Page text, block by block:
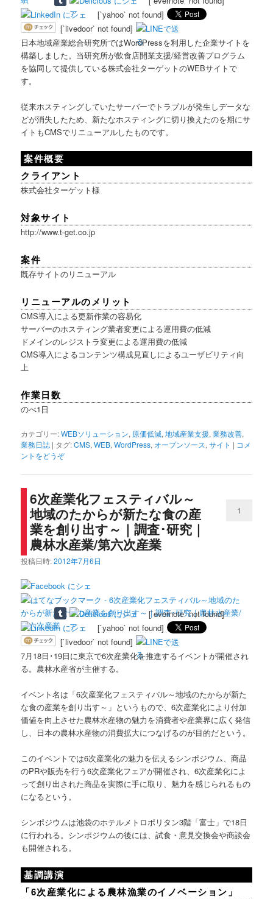
[`yahoo` not found]
[`livedoor` not found]
日本地域産業総合研究所ではWordPressを利用した企業サイトを
構築しました。当研究所が飲食店開業支援/経営改善プログラム
を協同して提供している株式会社ターゲットのWEBサイトで
す。
従来ホスティングしていたサーバーでトラブルが発生しデータな
どが消失したため、新たなホスティングに切り換えたのを期にサ
イトもCMSでリニューアルしたものです。
案件概要
クライアント
株式会社ターゲット様
対象サイト
http://www.t-get.co.jp
案件
既存サイトのリニューアル
リニューアルのメリット
CMS導入による更新作業の容易化
サーバーのホスティング業者変更による運用費の低減
ドメインのレジストラ変更による運用費の低減
CMS導入によるコンテンツ構成見直しによるユーザビリティ向
上
作業日数
のべ1日
カテゴリー:WEBソリューション, 原価低減,地域産業支援,業務改善,
業務日誌 | タグ:CMS,WEB,WordPress, オープンソース,サイト | コメ
ントをどうぞ
6次産業化フェスティバル～
地域のたからが新たな食の産
業を創り出す～｜調査･研究｜
農林水産業/第六次産業
投稿日時:2012年7月6日
1
[`evernote` not found]
[`yahoo` not found]
[`livedoor` not found]
7月18日･19日に東京で6次産業化を推進するイベントが開催され
る。農林水産省が主催する。
イベント名は「6次産業化フェスティバル～地域のたからが新た
な食の産業を創り出す～」というもので、6次産業化により付加
価値を向上させた農林水産物の魅力を消費者や産業界に広く発信
し、日本の農林水産物の消費拡大につなげるのが目的だという。
このイベントでは6次産業化の魅力を伝えるシンポジウム、商品
のPRや販売を行う6次産業化フェアが開催され、6次産業化によ
って創り出された商品を実際に手に取り、魅力を感じられるもの
になるという。
シンポジウムは池袋のホテルメトロポリタン3階「富士」で18日
に行われる。シンポジウムの後には、試食・意見交換会や商談会
も開催される。
基調講演
「6次産業化による農林漁業のイノベーション」